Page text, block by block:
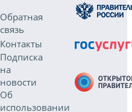
Обратная
связь
Контакты
Подписка
на
новости
Об
использовании